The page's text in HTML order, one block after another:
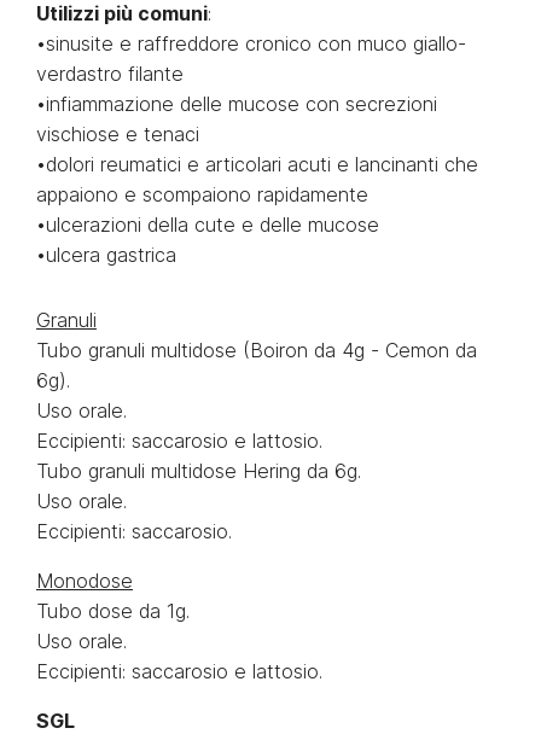
Utilizzi più comuni:
•sinusite e raffreddore cronico con muco giallo-
verdastro filante
•infiammazione delle mucose con secrezioni
vischiose e tenaci
•dolori reumatici e articolari acuti e lancinanti che
appaiono e scompaiono rapidamente
•ulcerazioni della cute e delle mucose
•ulcera gastrica
Granuli
Tubo granuli multidose (Boiron da 4g - Cemon da
6g).
Uso orale.
Eccipienti: saccarosio e lattosio.
Tubo granuli multidose Hering da 6g.
Uso orale.
Eccipienti: saccarosio.
Monodose
Tubo dose da 1g.
Uso orale.
Eccipienti: saccarosio e lattosio.
SGL